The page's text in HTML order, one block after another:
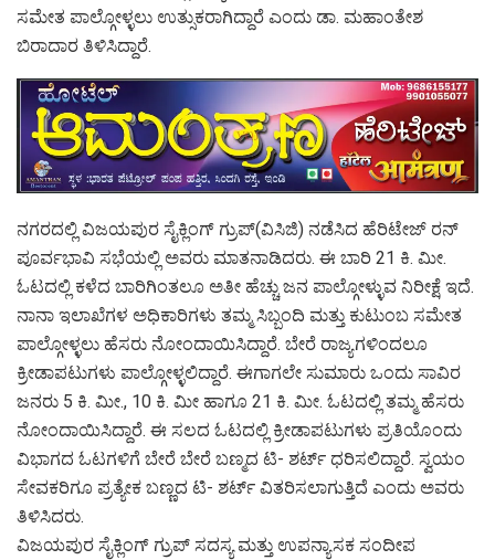
ಸಮೇತ ಪಾಲ್ಗೋಳ್ಳಲು ಉತ್ಸುಕರಾಗಿದ್ದಾರೆ ಎಂದು ಡಾ. ಮಹಾಂತೇಶ
ಬಿರಾದಾರ ತಿಳಿಸಿದ್ದಾರೆ.
ನಗರದಲ್ಲಿ ವಿಜಯಪುರ ಸೈಕ್ಲಿಂಗ್ ಗ್ರುಪ್(ವಿಸಿಜಿ) ನಡೆಸಿದ ಹೆರಿಟೇಜ್ ರನ್
ಪೂರ್ವಭಾವಿ ಸಭೆಯಲ್ಲಿ ಅವರು ಮಾತನಾಡಿದರು. ಈ ಬಾರಿ 21 ಕಿ. ಮೀ.
ಓಟದಲ್ಲಿ ಕಳೆದ ಬಾರಿಗಿಂತಲೂ ಅತೀ ಹೆಚ್ಚು ಜನ ಪಾಲ್ಗೋಳ್ಳುವ ನಿರೀಕ್ಷೆ ಇದೆ.
ನಾನಾ ಇಲಾಖೆಗಳ ಅಧಿಕಾರಿಗಳು ತಮ್ಮ ಸಿಬ್ಬಂದಿ ಮತ್ತು ಕುಟುಂಬ ಸಮೇತ
ಪಾಲ್ಗೋಳ್ಳಲು ಹೆಸರು ನೋಂದಾಯಿಸಿದ್ದಾರೆ. ಬೇರೆ ರಾಜ್ಯಗಳಿಂದಲೂ
ಕ್ರೀಡಾಪಟುಗಳು ಪಾಲ್ಗೋಳ್ಳಲಿದ್ದಾರೆ. ಈಗಾಗಲೇ ಸುಮಾರು ಒಂದು ಸಾವಿರ
ಜನರು 5 ಕಿ. ಮೀ., 10 ಕಿ. ಮೀ ಹಾಗೂ 21 ಕಿ. ಮೀ. ಓಟದಲ್ಲಿ ತಮ್ಮ ಹೆಸರು
ನೋಂದಾಯಿಸಿದ್ದಾರೆ. ಈ ಸಲದ ಓಟದಲ್ಲಿ ಕ್ರೀಡಾಪಟುಗಳು ಪ್ರತಿಯೊಂದು
ವಿಭಾಗದ ಓಟಗಳಿಗೆ ಬೇರೆ ಬೇರೆ ಬಣ್ಮದ ಟಿ- ಶರ್ಟ್ ಧರಿಸಲಿದ್ದಾರೆ. ಸ್ವಯಂ
ಸೇವಕರಿಗೂ ಪ್ರತ್ಯೇಕ ಬಣ್ಣದ ಟಿ- ಶರ್ಟ್ ವಿತರಿಸಲಾಗುತ್ತಿದೆ ಎಂದು ಅವರು
ತಿಳಿಸಿದರು.
ವಿಜಯಪುರ ಸೈಕ್ಲಿಂಗ್ ಗ್ರುಪ್ ಸದಸ್ಯ ಮತ್ತು ಉಪನ್ಯಾಸಕ ಸಂದೀಪ